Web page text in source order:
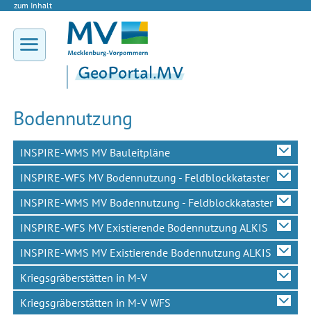
zum Inhalt
Bodennutzung
INSPIRE-WMS MV Bauleitpläne
INSPIRE-WFS MV Bodennutzung - Feldblockkataster
INSPIRE-WMS MV Bodennutzung - Feldblockkataster
INSPIRE-WFS MV Existierende Bodennutzung ALKIS
INSPIRE-WMS MV Existierende Bodennutzung ALKIS
Kriegsgräberstätten in M-V
Kriegsgräberstätten in M-V WFS